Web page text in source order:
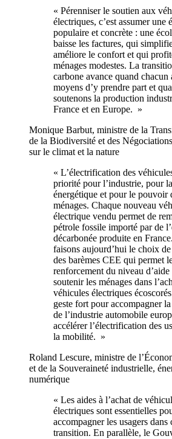
« Pérenniser le soutien aux
électriques, c’est assumer une
populaire et concrète : une
baisse les factures, qui
améliore le confort et qui
ménages modestes. La
carbone avance quand chacun
moyens d’y prendre part et
soutenons la production
France et en Europe. »
Monique Barbut, ministre de la
de la Biodiversité et des
sur le climat et la nature
« L’électrification des
priorité pour l’industrie, pour
énergétique et pour le pouvoir
ménages. Chaque nouveau
électrique vendu permet de
pétrole fossile importé par de
décarbonée produite en
faisons aujourd’hui le choix
des barèmes CEE qui permet
renforcement du niveau
soutenir les ménages dans
véhicules électriques
geste fort pour accompagner
de l’industrie automobile
accélérer l’électrification des
la mobilité. »
Roland Lescure, ministre de
et de la Souveraineté industrielle,
numérique
« Les aides à l’achat de
électriques sont essentielles
accompagner les usagers dans
transition. En parallèle, le